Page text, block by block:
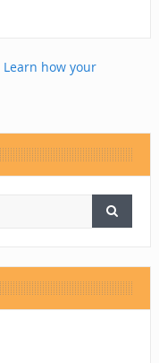
Learn how your